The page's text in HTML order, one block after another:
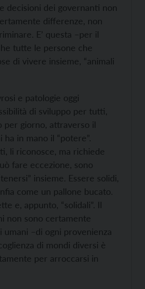
decisioni dei governanti non
differenze, non
E’ questa –per il
tutte le persone che
di vivere insieme, “animali
e patologie oggi
di sviluppo per tutti,
per giorno, attraverso il
in mano il “potere”.
li riconosce, ma richiede
fare eccezione, sono
insieme. Essere solidi,
come un pallone bucato.
e, appunto, “solidali”. Il
non sono certamente
–di ogni provenienza
di mondi diversi è
per arroccarsi in